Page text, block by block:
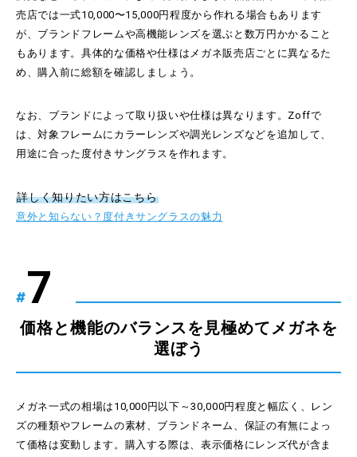
売店では一式10,000〜15,000円程度から作れる場合もあります
が、ブランドフレームや高機能レンズを選ぶと数万円かかること
もあります。具体的な価格や仕様はメガネ販売店ごとに異なるた
め、購入前に総額を確認しましょう。
なお、ブランドによって取り扱いや仕様は異なります。Zoffで
は、対象フレームにカラーレンズや調光レンズなどを追加して、
用途に合った度付きサングラスを作れます。
詳しく知りたい方はこちら
意外と知らない？度付きサングラスの魅力
#
価格と機能のバランスを見極めてメガネを
選ぼう
メガネ一式の相場は10,000円以下～30,000円程度と幅広く、レン
ズの種類やフレームの素材、ブランドネーム、保証の有無によっ
て価格は変動します。購入する際は、表示価格にレンズ代が含ま